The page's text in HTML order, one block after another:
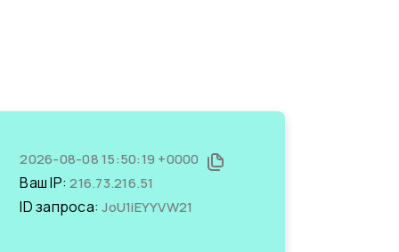
2026-08-08 15:50:19 +0000
Ваш IP:216.73.216.51
ID запроса:JoU1iEYYVW21